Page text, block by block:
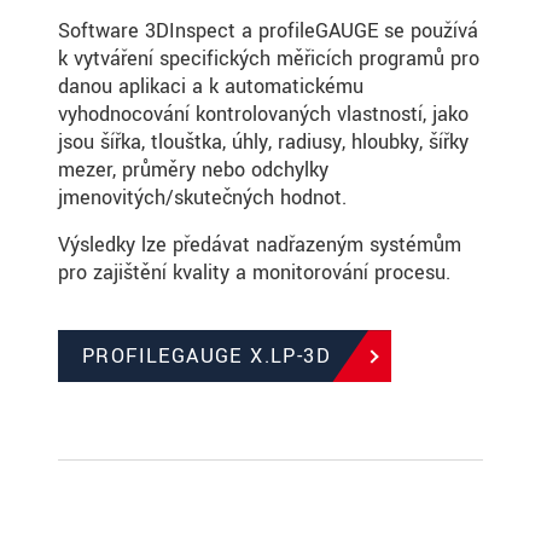
Software 3DInspect a profileGAUGE se používá
k vytváření specifických měřicích programů pro
danou aplikaci a k automatickému
vyhodnocování kontrolovaných vlastností, jako
jsou šířka, tloušťka, úhly, radiusy, hloubky, šířky
mezer, průměry nebo odchylky
jmenovitých/skutečných hodnot.
Výsledky lze předávat nadřazeným systémům
pro zajištění kvality a monitorování procesu.
PROFILEGAUGE X.LP-3D